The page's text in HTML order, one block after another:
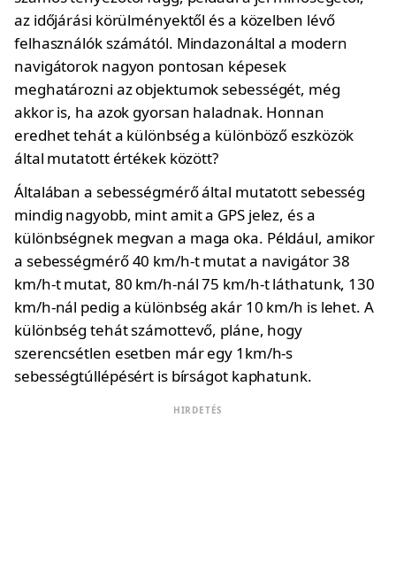
az időjárási körülményektől és a közelben lévő
felhasználók számától. Mindazonáltal a modern
navigátorok nagyon pontosan képesek
meghatározni az objektumok sebességét, még
akkor is, ha azok gyorsan haladnak. Honnan
eredhet tehát a különbség a különböző eszközök
által mutatott értékek között?
Általában a sebességmérő által mutatott sebesség
mindig nagyobb, mint amit a GPS jelez, és a
különbségnek megvan a maga oka. Például, amikor
a sebességmérő 40 km/h-t mutat a navigátor 38
km/h-t mutat, 80 km/h-nál 75 km/h-t láthatunk, 130
km/h-nál pedig a különbség akár 10 km/h is lehet. A
különbség tehát számottevő, pláne, hogy
szerencsétlen esetben már egy 1km/h-s
sebességtúllépésért is bírságot kaphatunk.
HIRDETÉS